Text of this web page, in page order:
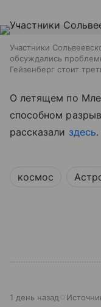
Участники
обсуждались
Гейзенберг стоит
О летящем по
способном
рассказали здесь.
космос
1 день назад